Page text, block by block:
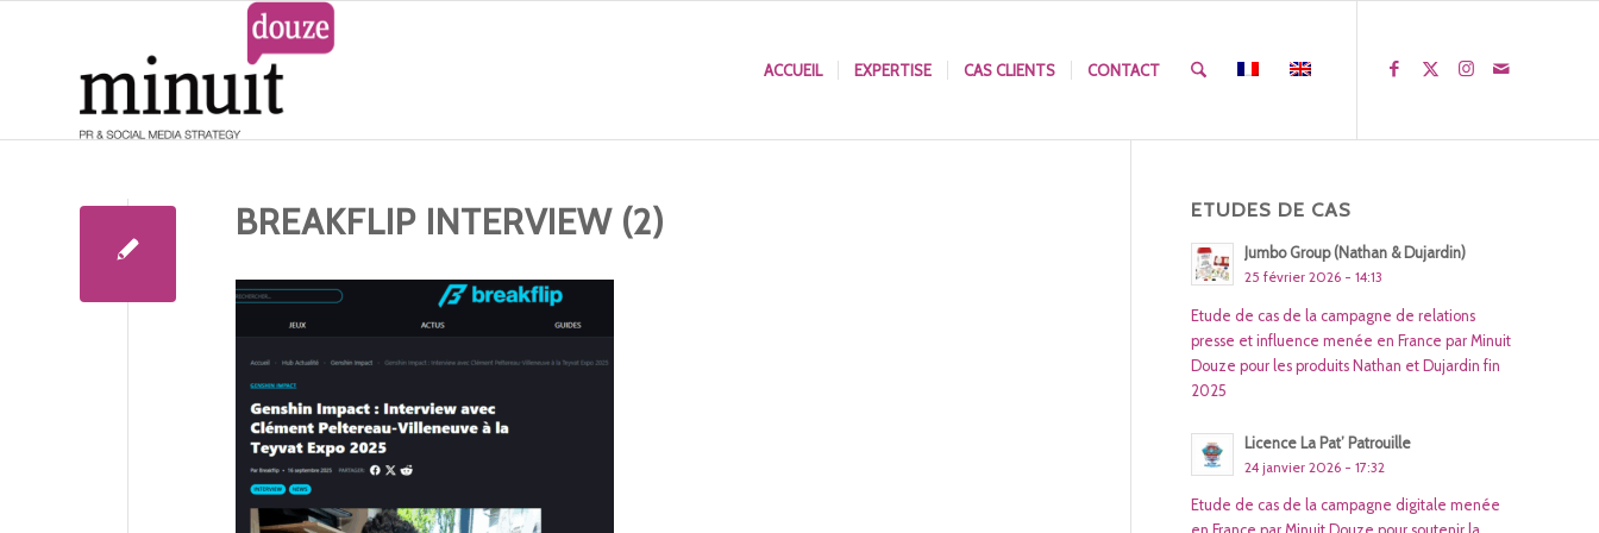
ACCUEIL EXPERTISE CAS CLIENTS CONTACT
BREAKFLIP INTERVIEW (2) ETUDES DE CAS
Jumbo Group (Nathan & Dujardin)
25 février 2026 - 14:13
Etude de cas de la campagne de relations
presse et influence menée en France par Minuit
Douze pour les produits Nathan et Dujardin fin
2025
Licence La Pat’ Patrouille
24 janvier 2026 - 17:32
Etude de cas de la campagne digitale menée